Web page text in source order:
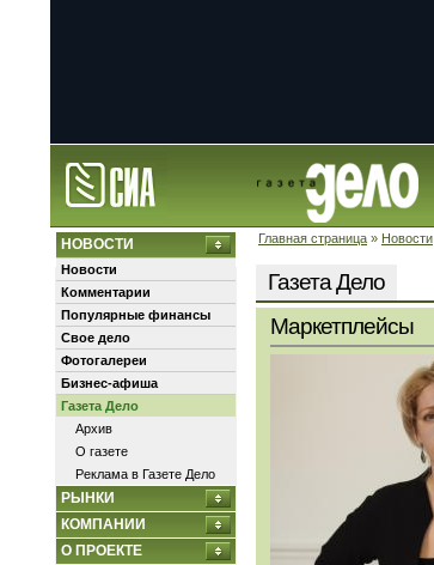
Главная страница » Новости
НОВОСТИ
Новости
Комментарии
Популярные финансы
Свое дело
Фотогалереи
Бизнес-афиша
Газета Дело
Архив
О газете
Реклама в Газете Дело
РЫНКИ
КОМПАНИИ
О ПРОЕКТЕ
Газета Дело
Маркетплейсы